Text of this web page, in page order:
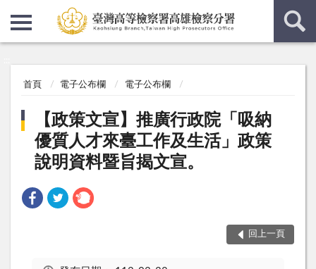
首頁 電子公布欄 電子公布欄
【政策文宣】推廣行政院「吸納
優質人才來臺工作及生活」政策
說明資料暨旨揭文宣。
回上一頁